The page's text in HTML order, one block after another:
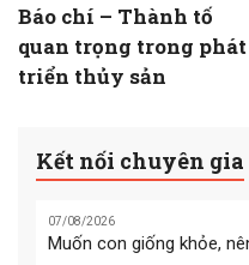
Báo chí – Thành tố
quan trọng trong phát
triển thủy sản
Kết nối chuyên gia
07/08/2026
Muốn con giống khỏe,